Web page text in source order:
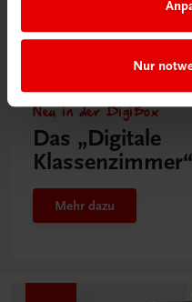
Nur
Neu in der DigiBox
Das „Digitale
Klassenzimmer“
Mehr dazu